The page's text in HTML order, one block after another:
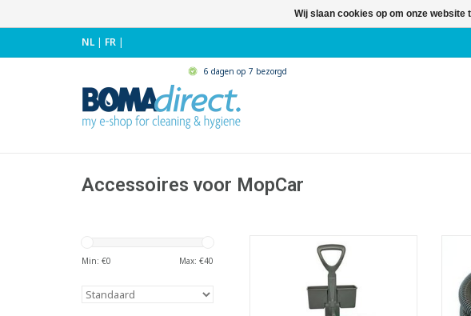
NL| FR |
6 dagen op 7 bezorgd
Accessoires voor MopCar
Min: €0 Max: €40
Handig materiaalbakje voor
MopCar 2
- Bevestiging zonder
gereedschap
-
Wij slaan cookies op om onze